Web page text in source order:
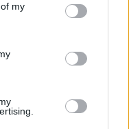
You may click to
third-party tags to
in below Google
my
μαζί: Ανανέωση
διεθνή σειρά